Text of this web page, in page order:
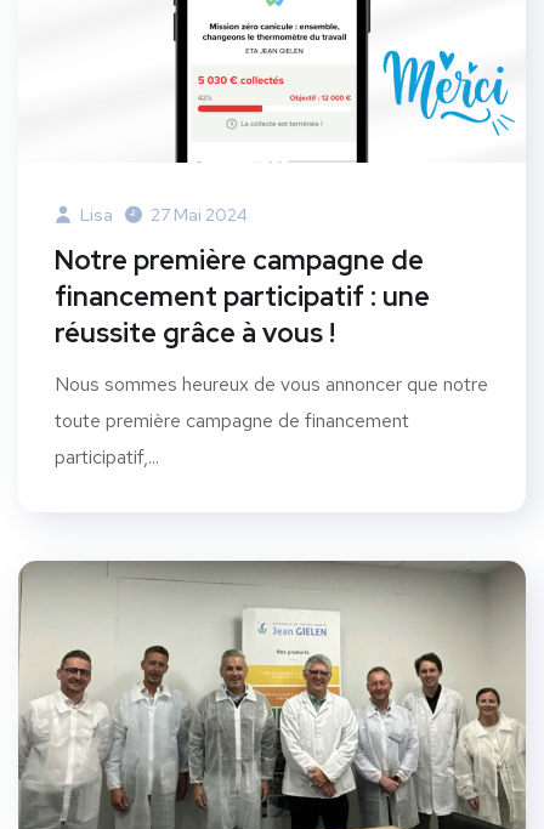
Lisa 27 Mai 2024
Notre première campagne de
financement participatif : une
réussite grâce à vous !
Nous sommes heureux de vous annoncer que notre
toute première campagne de financement
participatif,...